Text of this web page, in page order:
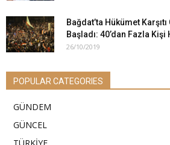
Bağdat’ta Hükümet
Başladı: 40’dan Fazla Kişi
26/10/2019
POPULAR CATEGORIES
GÜNDEM
GÜNCEL